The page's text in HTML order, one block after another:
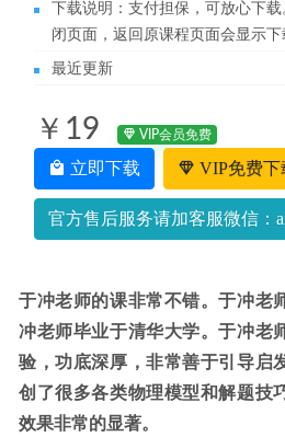
下载说明：支付担保，可放心下
闭页面，返回原课程页面会显示下
最近更新
￥19 VIP会员免费
立即下载 VIP免费下
官方售后服务请加客服微信：
于冲老师的课非常不错。于冲老
冲老师毕业于清华大学。于冲老
验，功底深厚，非常善于引导启
创了很多各类物理模型和解题技
效果非常的显著。
美容院手法视频教程
2023-06-05
作业帮2023王群高三地理a+春季
教程+课堂笔记
程+讲义（暑假班） 2022-09-15
作业帮2022康冲高一化学a+全年
2023-07-19